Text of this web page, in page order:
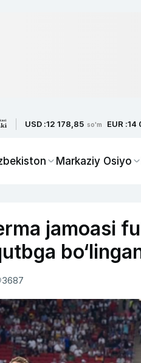
USD :12 178,85 so'm EUR :14
Markaziy Osiyo
jamoasi
3687